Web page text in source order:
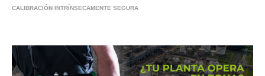
CALIBRACIÓN INTRÍNSECAMENTE SEGURA